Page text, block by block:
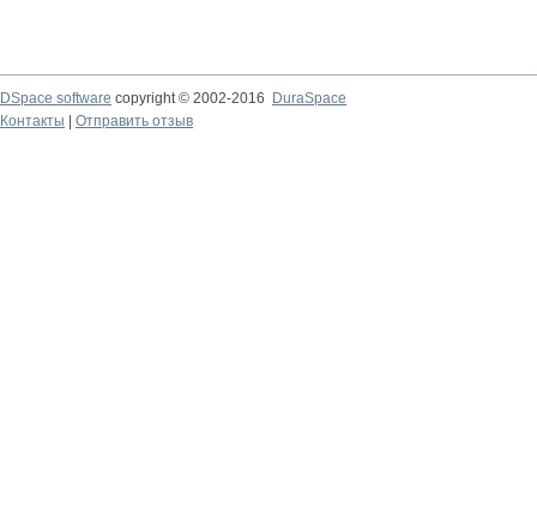
DSpace software copyright © 2002-2016
DuraSpace
Контакты
Отправить отзыв